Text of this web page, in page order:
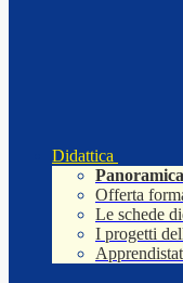
Didattica
Panoramica
Offerta
Le schede
I progetti